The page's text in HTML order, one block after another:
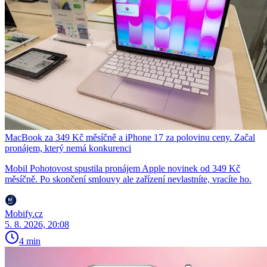
MacBook za 349 Kč měsíčně a iPhone 17 za polovinu ceny. Začal
pronájem, který nemá konkurenci
Mobil Pohotovost spustila pronájem Apple novinek od 349 Kč
měsíčně. Po skončení smlouvy ale zařízení nevlastníte, vracíte ho.
Mobify.cz
5. 8. 2026, 20:08
4 min